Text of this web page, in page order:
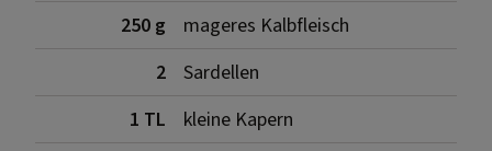
250 g
mageres Kalbfleisch
2
Sardellen
1 TL
kleine Kapern